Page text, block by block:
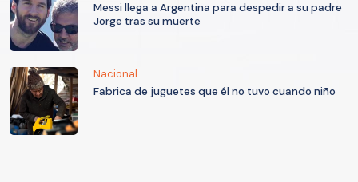
Messi llega a Argentina para despedir a su padre
Jorge tras su muerte
Nacional
Fabrica de juguetes que él no tuvo cuando niño